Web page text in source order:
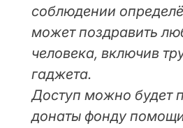
соблюдении
может поздравить
человека, включив
гаджета.
Доступ можно будет
донаты фонду